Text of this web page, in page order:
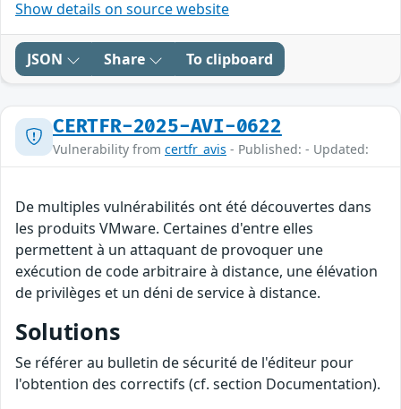
Show details on source website
JSON Share To clipboard
CERTFR-2025-AVI-0622
Vulnerability from certfr_avis - Published: - Updated:
De multiples vulnérabilités ont été découvertes dans
les produits VMware. Certaines d'entre elles
permettent à un attaquant de provoquer une
exécution de code arbitraire à distance, une élévation
de privilèges et un déni de service à distance.
Solutions
Se référer au bulletin de sécurité de l'éditeur pour
l'obtention des correctifs (cf. section Documentation).